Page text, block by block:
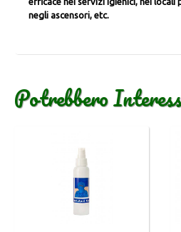
negli ascensori, etc.
Potrebbero